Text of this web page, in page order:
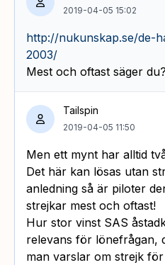
2019-04-05 15:02
http://nukunskap.se/de-
2003/
Mest och oftast säger du?
Tailspin
2019-04-05 11:50
Men ett mynt har alltid
Det här kan lösas utan
anledning så är piloter
strejkar mest och oftast!
Hur stor vinst SAS
relevans för lönefrågan,
man varslar om strejk